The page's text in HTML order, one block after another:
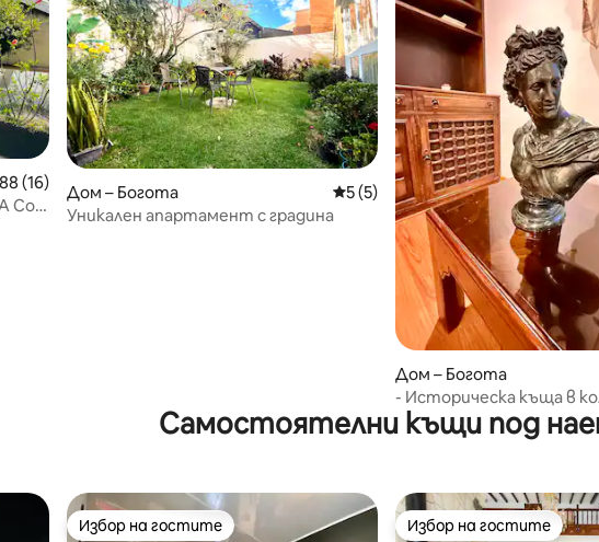
оценка: 4,88 от 5, 16 отзива
(16)
Co-
Дом – Богота Средна оценка: 5 от 5, 5 отзива
5 (5)
Уникален апартамент с градина
Дом – Богота
- Историческа къща в
стил ~ барбекю –
от летището
Самостоятелни къщи под
Избор на гостите
Избор на гостите Избор на гостите
Избор на гостите